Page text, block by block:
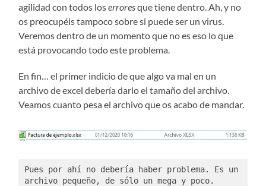
agilidad con todos loserroresque tiene dentro. Ah, y no
os preocupéis tampoco sobre si puede ser un virus.
Veremos dentro de un momento que no es eso lo que
está provocando todo este problema.
En fin… el primer indicio de que algo va mal en un
archivo de excel debería darlo el tamaño del archivo.
Veamos cuanto pesa el archivo que os acabo de mandar.
Pues por ahí no debería haber problema. Es un
archivo pequeño, de sólo un mega y poco.